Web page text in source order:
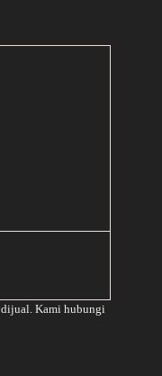
Kami hubungi